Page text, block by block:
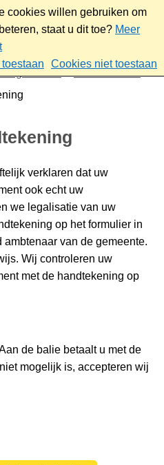
cookies willen gebruiken om
staat u dit toe? Meer
Cookies niet toestaan
Uittreksels en
verklaren dat uw
ook echt uw
we legalisatie van uw
op het formulier in
van de gemeente.
Wij controleren uw
met de handtekening op
de balie betaalt u met de
mogelijk is, accepteren wij